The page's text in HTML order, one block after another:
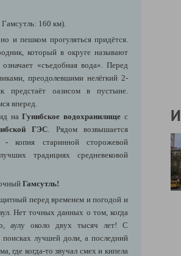
160 км).
и пешком прогуляться придётся.
который в округе называют
«съедобная вода». Перед
преодолевшими нелёгкий 2-
предстаёт оазисом в пустыне.
вперед.
наГунибское водохранилище с
ГЭС . Рядом возвышается
-копия старинной сторожевой
традициях средневековой
Гамсутль!
перед временем и погодой и
Нет точных данных о том, когда
аулу около двух тысяч лет! С
лучшей доли, а последний
где когда-то звучал смех и кипела